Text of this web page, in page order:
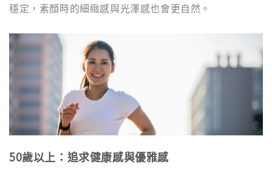
穩定，素顏時的細緻感與光澤感也會更自然。
50歲以上：追求健康感與優雅感